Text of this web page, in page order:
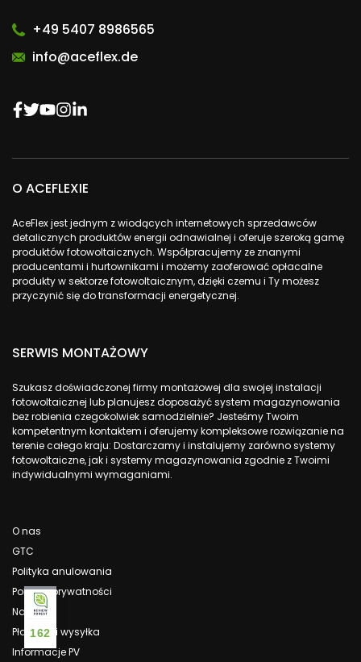
+49 5407 8986565
info@aceflex.de
O ACEFLEXIE
AceFlex jest jednym z wiodących internetowych sprzedawców
detalicznych produktów energii odnawialnej i oferuje szeroką gamę
produktów fotowoltaicznych. Współpracujemy ze znanymi
producentami i hurtownikami i możemy zaoferować opłacalne
produkty w sektorze fotowoltaicznym, dzięki czemu i Ty możesz
przyczynić się do transformacji energetycznej.
SERWIS MONTAŻOWY
Szukasz doświadczonej firmy montażowej dla swojej instalacji
fotowoltaicznej lub planujesz doposażyć system magazynowania
bez robienia czegokolwiek samodzielnie? Jesteśmy Twoim
kompetentnym kontaktem i oferujemy kompleksowe rozwiązanie na
terenie całego kraju: Dostarczamy i instalujemy zarówno systemy
fotowoltaiczne, jak i systemy magazynowania zgodnie z Twoimi
indywidualnymi wymaganiami.
O nas
GTC
Polityka anulowania
Polityka prywatności
Nadruk
Płatność i wysyłka
Informacje PV
162